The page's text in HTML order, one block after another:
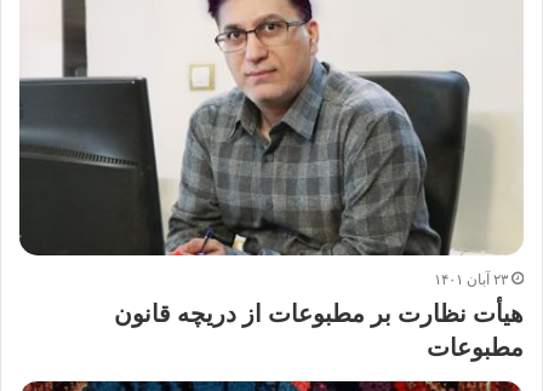
۲۳ آبان ۱۴۰۱
هیأت نظارت بر مطبوعات از دریچه قانون
مطبوعات